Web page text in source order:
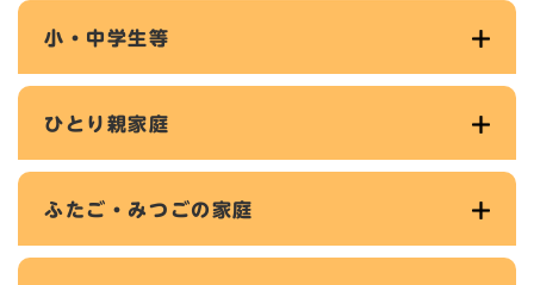
小・中学生等
ひとり親家庭
ふたご・みつごの家庭